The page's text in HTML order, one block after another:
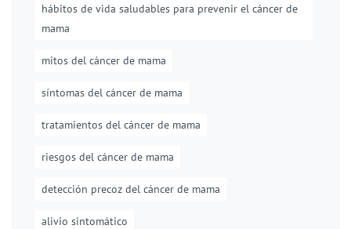
hábitos de vida saludables para prevenir el cáncer de
mama
mitos del cáncer de mama
síntomas del cáncer de mama
tratamientos del cáncer de mama
riesgos del cáncer de mama
detección precoz del cáncer de mama
alivio sintomático